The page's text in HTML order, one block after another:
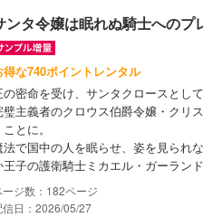
ンタ令嬢は眠れぬ騎士へのプ
得な740ポイントレンタル
の密命を受け、サンタクロースとし
璧主義者のクロウス伯爵令嬢・クリ
ことに。
法で国中の人を眠らせ、姿を見ら
王子の護衛騎士ミカエル・ガーラン
182
信日：2026/05/27